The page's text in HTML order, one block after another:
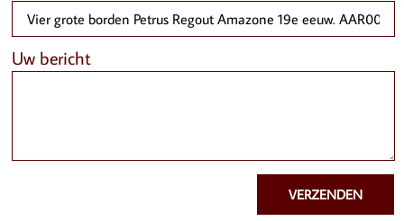
Uw bericht
VERZENDEN